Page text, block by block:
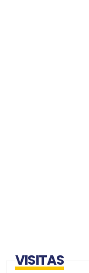
VISITAS